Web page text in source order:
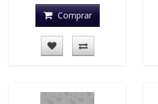
Comprar